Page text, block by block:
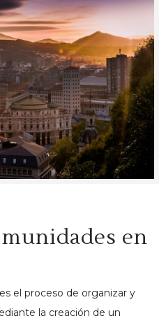
en
el proceso de organizar y
la creación de un